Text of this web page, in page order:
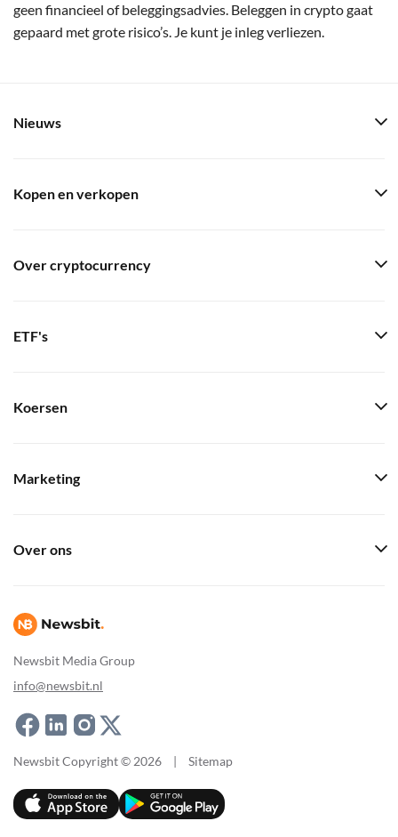
geen financieel of beleggingsadvies. Beleggen in crypto gaat
gepaard met grote risico’s. Je kunt je inleg verliezen.
Newsbit Media Group
info@newsbit.nl
Nieuws
Kopen en verkopen
Over cryptocurrency
ETF's
Koersen
Marketing
Over ons
Newsbit Copyright © 2026 | Sitemap